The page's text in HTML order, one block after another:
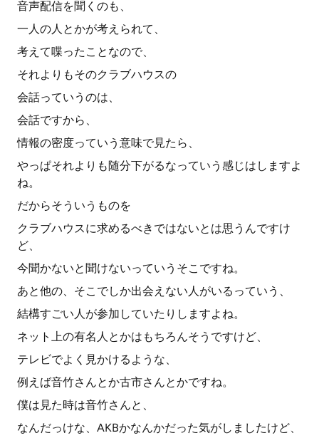
音声配信を聞くのも、
一人の人とかが考えられて、
考えて喋ったことなので、
それよりもそのクラブハウスの
会話っていうのは、
会話ですから、
情報の密度っていう意味で見たら、
やっぱそれよりも随分下がるなっていう感じはしますよ
ね。
だからそういうものを
クラブハウスに求めるべきではないとは思うんですけ
ど、
今聞かないと聞けないっていうそこですね。
あと他の、そこでしか出会えない人がいるっていう、
結構すごい人が参加していたりしますよね。
ネット上の有名人とかはもちろんそうですけど、
テレビでよく見かけるような、
例えば音竹さんとか古市さんとかですね。
僕は見た時は音竹さんと、
なんだっけな、AKBかなんかだった気がしましたけど、